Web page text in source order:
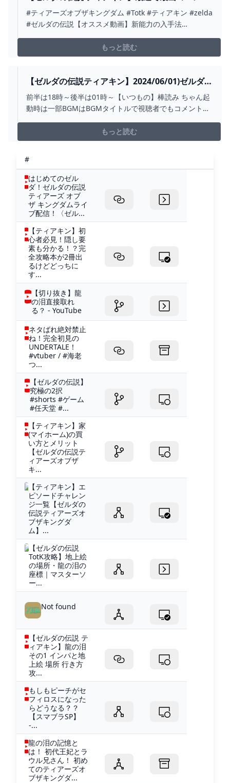
を”仲間”にする攻略方法を徹底解説！「太古より
の導き編」【ゼルダの伝説ティアーズオブザキン
#ティアーズオブザキングダム #Totk #ティアキン #zelda
#ゼルダの伝説【オススメ動画】新能力の入手法
https://youtu.be/vv3gH0X_k_kダークリンク入手法
https://youtu.be/r6xdYau...
もっと読む
【ゼルダの伝説ティアキン】2024/06/01)ゼルダの
伝説ティアキンだけど、スプラトゥーン３の話も
入る。 - YOUTUBE
前半は18時～後半は01時～【いつもの】棒読み ちゃん起
動時は一部BGMはBGMタイトルで視聴者でもコメント鳴
時はエラー発生で使用不能)時々、再現BGMやオリジナル
BGMを流しながら配信します。【制作、再現のBGMと
もっと読む
#
はじめてのゼル
ダ！ゼルダの伝説
ティアーズ オブ
ザ キングダムライ
ブ配信！〈ゼル...
【ティアキン】初
心者必見！隠し要
素も分かる！？完
全攻略本が2冊出
るけどどっちに
す...
【切り抜き】龍
の泪直接取れ
る？ - YouTube
ネタばれ絶対禁止
ね！完全初見の
UNDERTALE！
#vtuber / #海老
つ...
【ゼルダの伝説】
究極の2択
#shorts #ゲーム
#任天堂 #...
【ティアキン】家
(マイホーム)の買
い方とメリット
【ゼルダの伝説テ
ィアーズオブザ
キ...
【ティアキン】エ
ピソードチャレン
ジ一覧【ゼルダの
伝説ティアーズオ
ブザキングダ
ム】...
【ゼルダの伝説
TotK攻略】地上絵
の場所・龍の泪の
座標｜マスターソ
ー...
Not found
【ゼルダの伝説 テ
ィアキン】龍の泪
その1 インパと地
上絵 場所 行き方
攻...
もしもピーチがセ
フィロスになった
らどうなる？？
【スマブラSP】
-...
龍の泪の記憶と
は！ 初代王妃とラ
ウル兄さん！ 初め
てのティアーズオ
ブザキングダ...